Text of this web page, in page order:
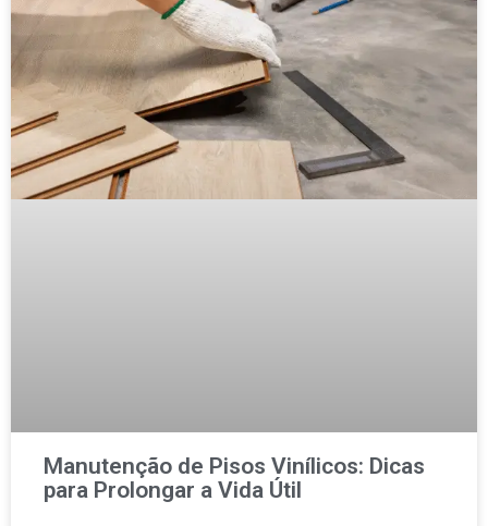
Manutenção de Pisos Vinílicos: Dicas
para Prolongar a Vida Útil